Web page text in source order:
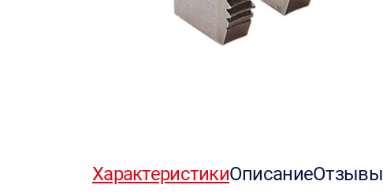
ХарактеристикиОписаниеОтзывы